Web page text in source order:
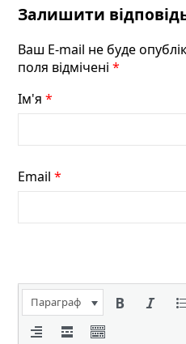
Залишити
Ваш E-mail не буде
поля відмічені*
Ім'я*
Email*
Параграф